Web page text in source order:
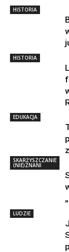
HISTORIA
HISTORIA
EDUKACJA
SKARŻYSZCZANIE
(NIE)ZNANI
LUDZIE